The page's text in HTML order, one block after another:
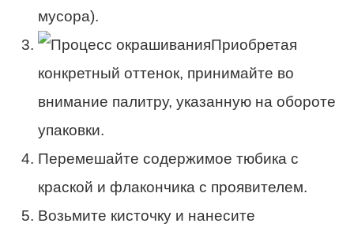
мусора).
Приобретая
конкретный оттенок, принимайте во
внимание палитру, указанную на обороте
упаковки.
Перемешайте содержимое тюбика с
краской и флакончика с проявителем.
Возьмите кисточку и нанесите